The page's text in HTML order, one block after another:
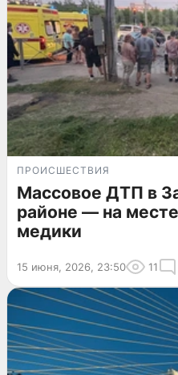
ПРОИСШЕСТВИЯ
Массовое ДТП в
районе — на
медики
15 июня, 2026, 23:50 11